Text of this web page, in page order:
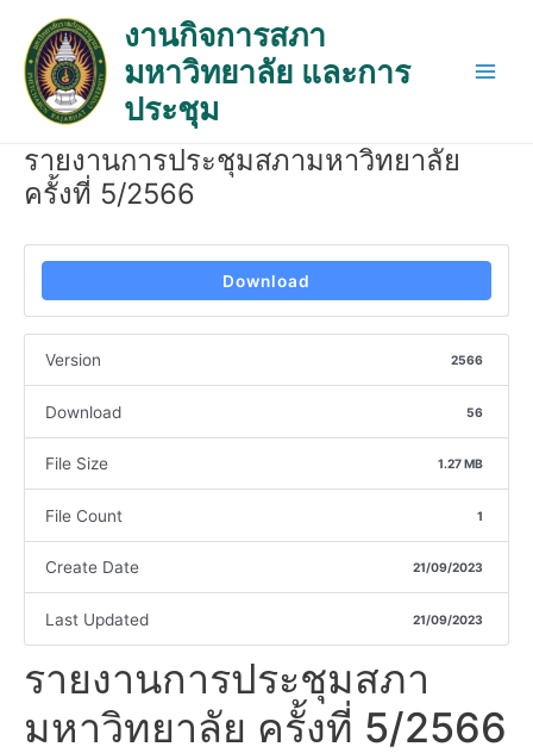
content
งานกิจการสภา
มหาวิทยาลัย และการ
ประชุม
รายงานการประชุมสภามหาวิทยาลัย
ครั้งที่ 5/2566
Download
Version 2566
Download 56
File Size 1.27 MB
File Count 1
Create Date 21/09/2023
Last Updated 21/09/2023
รายงานการประชุมสภา
มหาวิทยาลัย ครั้งที่ 5/2566
navigation